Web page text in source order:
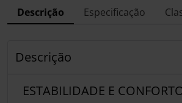
Descrição Especificação
Descrição
ESTABILIDADE E